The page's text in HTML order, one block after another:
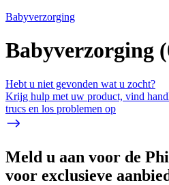
Babyverzorging
Babyverzorging (
Hebt u niet gevonden wat u zocht?
Krijg hulp met uw product, vind
trucs en los problemen op
Meld u aan voor de
voor exclusieve